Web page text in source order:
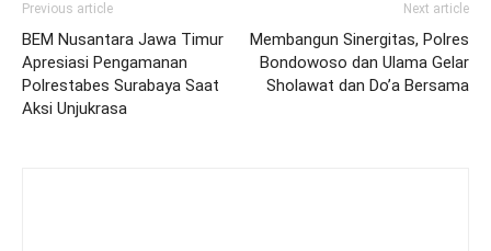
Previous article
BEM Nusantara Jawa Timur
Apresiasi Pengamanan
Polrestabes Surabaya Saat
Aksi Unjukrasa
Next article
Membangun Sinergitas, Polres
Bondowoso dan Ulama Gelar
Sholawat dan Do’a Bersama